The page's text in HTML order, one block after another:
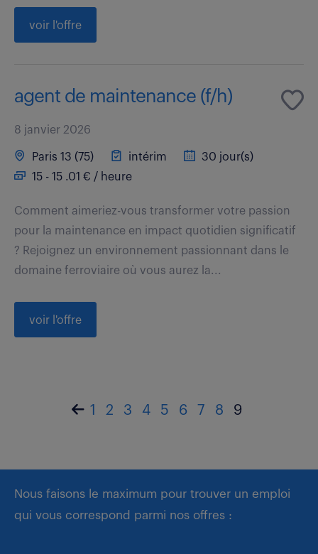
voir l'offre
agent de maintenance (f/h)
8 janvier 2026
Paris 13 (75) intérim
30 jour(s)
15 - 15 .01 € / heure
Comment aimeriez-vous transformer votre passion
pour la maintenance en impact quotidien significatif
? Rejoignez un environnement passionnant dans le
domaine ferroviaire où vous aurez la...
voir l'offre
1 2 3 4 5 6 7 8 9
Nous faisons le maximum pour trouver un emploi
qui vous correspond parmi nos offres :